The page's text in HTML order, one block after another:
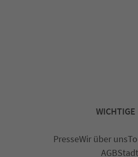
PresseWir über uns
AGB